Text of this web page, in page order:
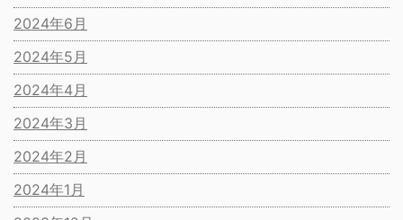
2024年6月
2024年5月
2024年4月
2024年3月
2024年2月
2024年1月